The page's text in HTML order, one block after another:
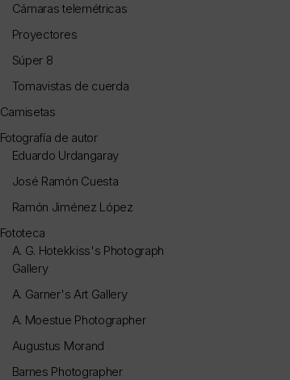
Cámaras telemétricas
Proyectores
Súper 8
Tomavistas de cuerda
Camisetas
Fotografía de autor
Eduardo Urdangaray
José Ramón Cuesta
Ramón Jiménez López
Fototeca
A. G. Hotekkiss's Photograph
Gallery
A. Garner's Art Gallery
A. Moestue Photographer
Augustus Morand
Barnes Photographer